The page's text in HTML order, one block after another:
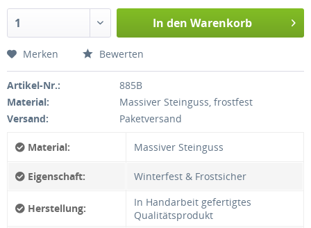
In den Warenkorb
Merken Bewerten
Artikel-Nr.:
885B
Material:
Massiver Steinguss, frostfest
Versand:
Paketversand
Material: Massiver Steinguss
Eigenschaft: Winterfest & Frostsicher
Herstellung:
In Handarbeit gefertigtes
Qualitätsprodukt